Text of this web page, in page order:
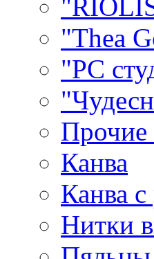
"Thea
"РС
Прочие
Канва
Канва
Нитки